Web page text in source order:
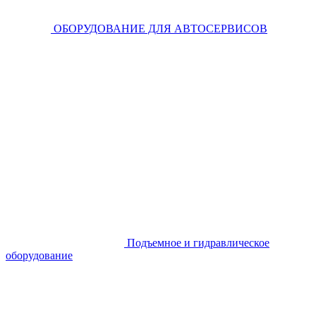
ОБОРУДОВАНИЕ ДЛЯ АВТОСЕРВИСОВ
Подъемное и гидравлическое
оборудование